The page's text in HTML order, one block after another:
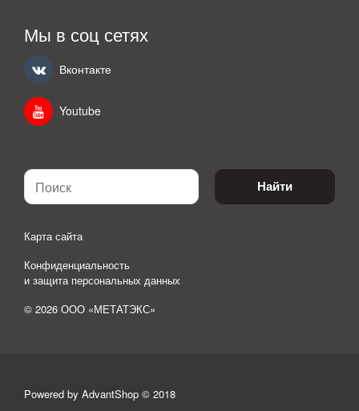
Мы в соц сетях
Вконтакте
Youtube
Найти
Карта сайта
Конфиденциальность
и защита персональных данных
© 2026 ООО «МЕТАТЭКС»
Powered by AdvantShop © 2018